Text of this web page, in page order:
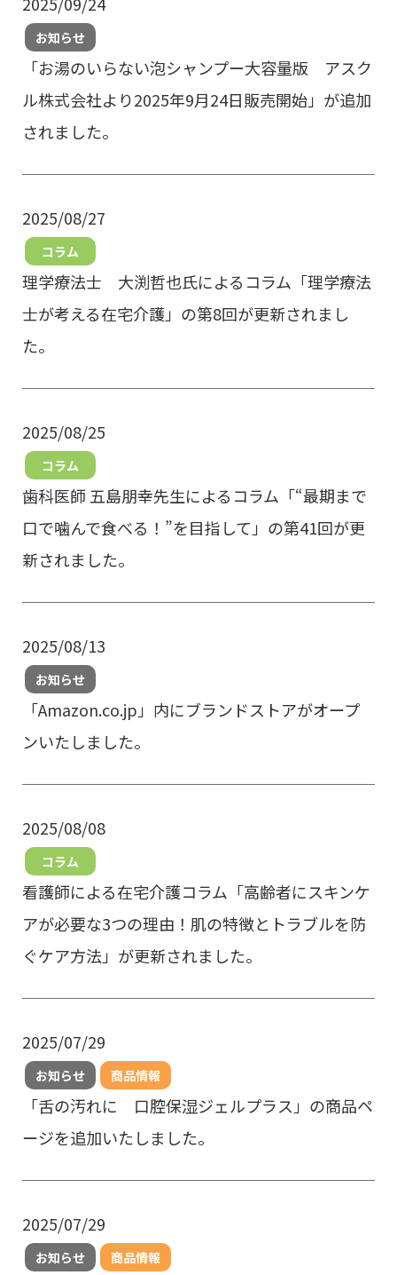
お知らせ
「お湯のいらない泡シャンプー大容量版 アスク
ル株式会社より2025年9月24日販売開始」が追加
されました。
2025/08/27
コラム
理学療法士 大渕哲也氏によるコラム「理学療法
士が考える在宅介護」の第8回が更新されまし
た。
2025/08/25
コラム
歯科医師 五島朋幸先生によるコラム「“最期まで
口で噛んで食べる！”を目指して」の第41回が更
新されました。
2025/08/13
お知らせ
「Amazon.co.jp」内にブランドストアがオープ
ンいたしました。
2025/08/08
コラム
看護師による在宅介護コラム「高齢者にスキンケ
アが必要な3つの理由！肌の特徴とトラブルを防
ぐケア方法」が更新されました。
2025/07/29
お知らせ 商品情報
「舌の汚れに 口腔保湿ジェルプラス」の商品ペ
ージを追加いたしました。
2025/07/29
お知らせ 商品情報